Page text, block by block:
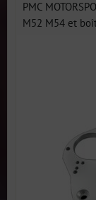
PMC
M52 M54 et